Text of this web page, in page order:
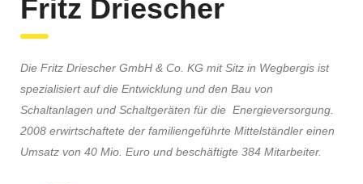
Fritz Driescher
Die Fritz Driescher GmbH & Co. KG mit Sitz in Wegbergis ist
spezialisiert auf die Entwicklung und den Bau von
Schaltanlagen und Schaltgeräten für die Energieversorgung.
2008 erwirtschaftete der familiengeführte Mittelständler einen
Umsatz von 40 Mio. Euro und beschäftigte 384 Mitarbeiter.